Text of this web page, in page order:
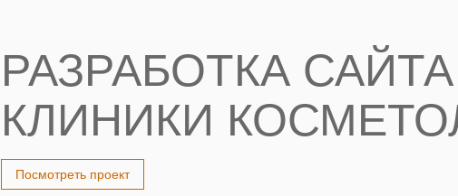
РАЗРАБОТКА
КЛИНИКИ
Посмотреть проект